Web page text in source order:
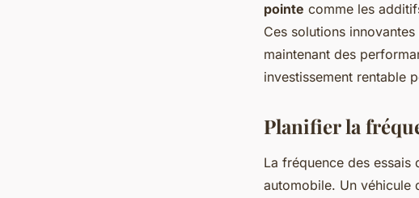
pointe comme les
Ces solutions
maintenant des
investissement rentable
Planifier la
La fréquence des
automobile. Un véhicule